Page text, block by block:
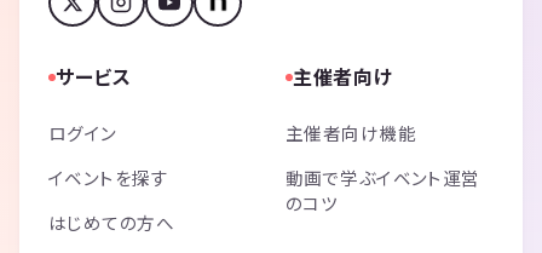
Q. 飲みものは出ますか？
ます）。表示の参加費以外は一切費用はかかりません。ドリンクのみの
場合持ち込みも可能です。
A. 携帯電話と名刺もあったほうが良いと思います（強制ではありませ
ん）。
A. 参加当日に会場の受付にてお支払いをお願いします（現金のみとな
サービス
ログイン
イベントを探す
はじめての方へ
主催者向け
主催者向け機能
動画で学ぶイベント運営
のコツ